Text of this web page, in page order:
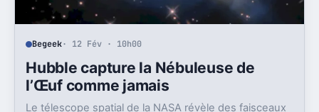
Begeek· 12 Fév · 10h00
Hubble capture la Nébuleuse de
l’Œuf comme jamais
Le télescope spatial de la NASA révèle des faisceaux